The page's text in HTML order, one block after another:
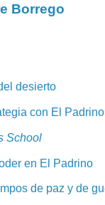
Borrego
desierto
con El Padrino
School
en El Padrino
de paz y de